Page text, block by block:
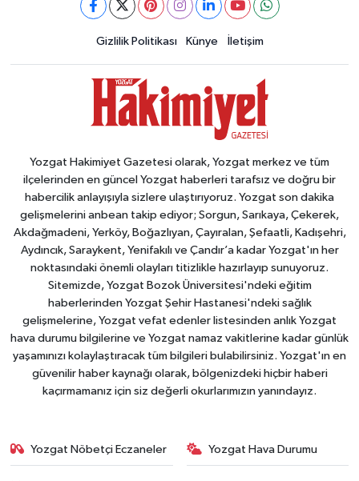
Gizlilik Politikası Künye İletişim
Yozgat Hakimiyet Gazetesi olarak, Yozgat merkez ve tüm
ilçelerinden en güncel Yozgat haberleri tarafsız ve doğru bir
habercilik anlayışıyla sizlere ulaştırıyoruz. Yozgat son dakika
gelişmelerini anbean takip ediyor; Sorgun, Sarıkaya, Çekerek,
Akdağmadeni, Yerköy, Boğazlıyan, Çayıralan, Şefaatli, Kadışehri,
Aydıncık, Saraykent, Yenifakılı ve Çandır’a kadar Yozgat'ın her
noktasındaki önemli olayları titizlikle hazırlayıp sunuyoruz.
Sitemizde, Yozgat Bozok Üniversitesi'ndeki eğitim
haberlerinden Yozgat Şehir Hastanesi'ndeki sağlık
gelişmelerine, Yozgat vefat edenler listesinden anlık Yozgat
hava durumu bilgilerine ve Yozgat namaz vakitlerine kadar günlük
yaşamınızı kolaylaştıracak tüm bilgileri bulabilirsiniz. Yozgat'ın en
güvenilir haber kaynağı olarak, bölgenizdeki hiçbir haberi
kaçırmamanız için siz değerli okurlarımızın yanındayız.
Yozgat Nöbetçi Eczaneler Yozgat Hava Durumu